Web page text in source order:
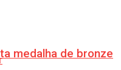
medalha de bronze